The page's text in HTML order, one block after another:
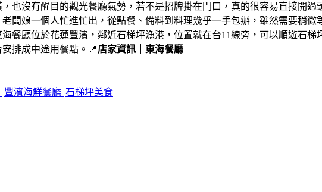
也沒有醒目的觀光餐廳氣勢，若不是招牌掛在門口，真的很容易直接開
闆娘一個人忙進忙出，從點餐、備料到料理幾乎一手包辦，雖然需要稍微
海餐廳位於花蓮豐濱，鄰近石梯坪漁港，位置就在台11線旁，可以順遊石
排成中途用餐點。📍店家資訊｜東海餐廳
豐濱海鮮餐廳 石梯坪美食